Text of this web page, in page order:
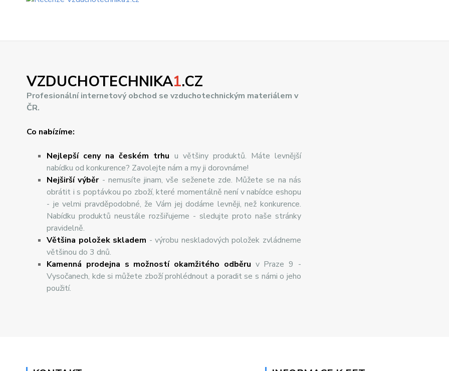
VZDUCHOTECHNIKA1.CZ
Profesionální internetový obchod se vzduchotechnickým materiálem v
ČR.
Co nabízíme:
Nejlepší ceny na českém trhu u většiny produktů. Máte levnější
nabídku od konkurence? Zavolejte nám a my ji dorovnáme!
Nejširšívýběr- nemusíte jinam, vše seženete zde. Můžete se na nás
obrátit i s poptávkou po zboží, které momentálně není v nabídce eshopu
- je velmi pravděpodobné, že Vám jej dodáme levněji, než konkurence.
Nabídku produktů neustále rozšiřujeme - sledujte proto naše stránky
pravidelně.
Většina položek skladem - výrobu neskladových položek zvládneme
většinou do 3 dnů.
Kamenná prodejna s možností okamžitého odběru v Praze 9 -
Vysočanech, kde si můžete zboží prohlédnout a poradit se s námi o jeho
použití.